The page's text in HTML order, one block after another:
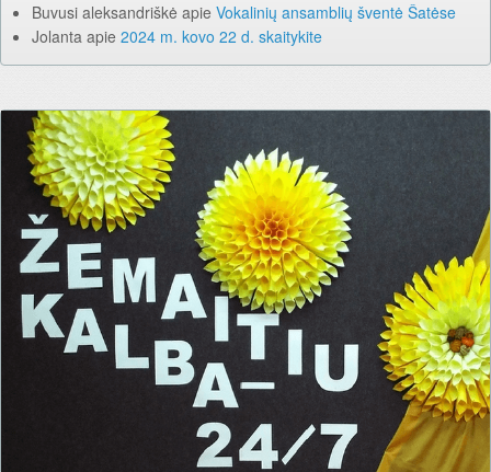
Buvusi aleksandriškė apie Vokalinių ansamblių šventė Šatėse
Jolanta apie 2024 m. kovo 22 d. skaitykite